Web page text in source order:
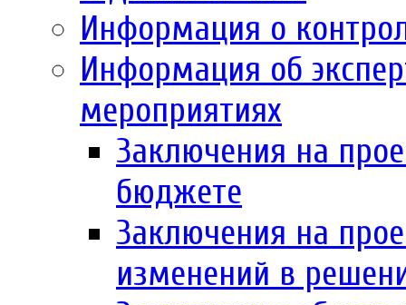
Информация о
Информация об
мероприятиях
Заключения на
бюджете
Заключения на
изменений в